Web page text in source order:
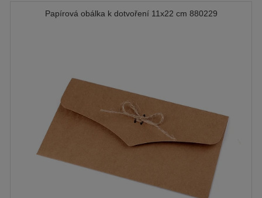
Papírová obálka k dotvoření 11x22 cm 880229